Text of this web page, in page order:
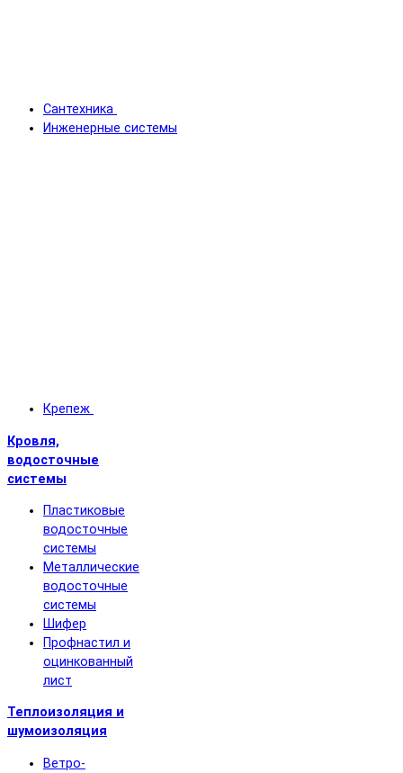
Сантехника
Инженерные системы
Крепеж
Кровля,
водосточные
системы
Пластиковые
водосточные
системы
Металлические
водосточные
системы
Шифер
Профнастил и
оцинкованный
лист
Теплоизоляция и
шумоизоляция
Ветро-